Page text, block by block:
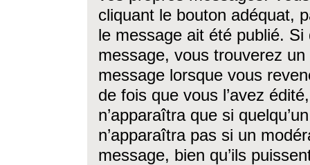
cliquant le bouton adéquat,
le message ait été publié. Si
message, vous trouverez
message lorsque vous
de fois que vous l’avez
n’apparaîtra que si
n’apparaîtra pas si un
message, bien qu’ils